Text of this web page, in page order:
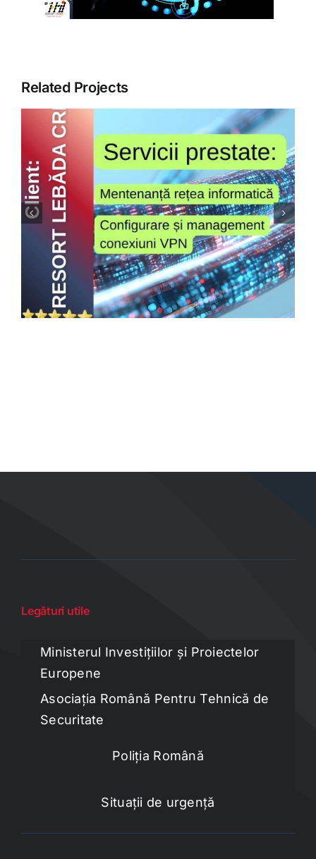
ARTICOLE
Related Projects
Agrimondo
Legături utile
Ministerul Investițiilor și Proiectelor
Europene
Asociația Română Pentru Tehnică de
Securitate
Poliția Română
Situații de urgență